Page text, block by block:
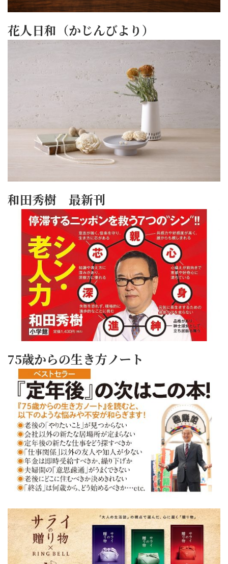
花人日和（かじんびより）
和田秀樹 最新刊
75歳からの生き方ノート